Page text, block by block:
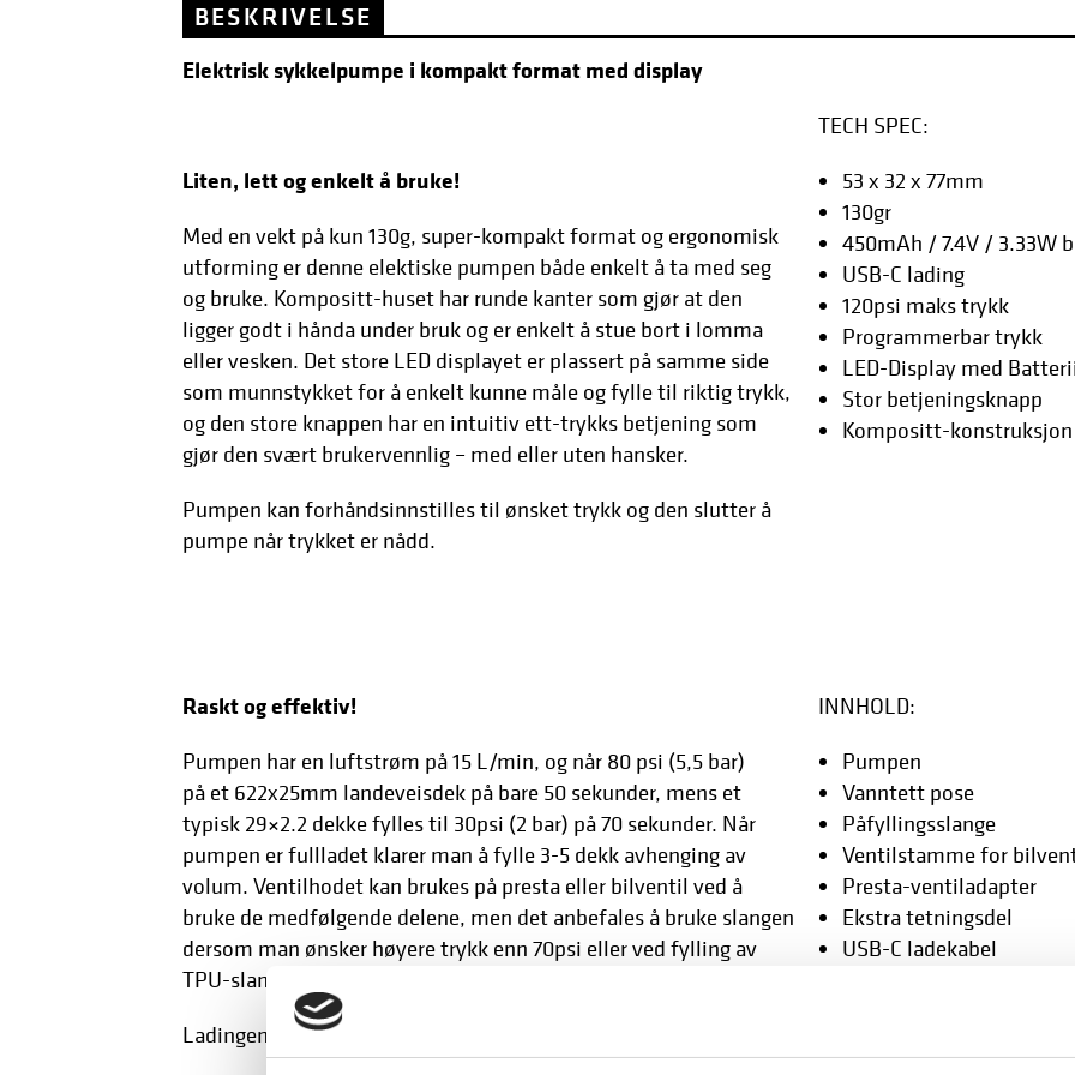
BESKRIVELSE
Elektrisk sykkelpumpe i kompakt format med display
Liten, lett og enkelt å bruke!
Med en vekt på kun 130g, super-kompakt format og ergonomisk
utforming er denne elektiske pumpen både enkelt å ta med seg
og bruke. Kompositt-huset har runde kanter som gjør at den
ligger godt i hånda under bruk og er enkelt å stue bort i lomma
eller vesken. Det store LED displayet er plassert på samme side
som munnstykket for å enkelt kunne måle og fylle til riktig trykk,
og den store knappen har en intuitiv ett-trykks betjening som
gjør den svært brukervennlig – med eller uten hansker.
Pumpen kan forhåndsinnstilles til ønsket trykk og den slutter å
pumpe når trykket er nådd.
Raskt og effektiv!
Pumpen har en luftstrøm på 15 L/min, og når 80 psi (5,5 bar)
på et 622x25mm landeveisdek på bare 50 sekunder, mens et
typisk 29×2.2 dekke fylles til 30psi (2 bar) på 70 sekunder. Når
pumpen er fullladet klarer man å fylle 3-5 dekk avhenging av
volum. Ventilhodet kan brukes på presta eller bilventil ved å
bruke de medfølgende delene, men det anbefales å bruke slangen
dersom man ønsker høyere trykk enn 70psi eller ved fylling av
TPU-slanger med ventiler av resin/kompositt.
Ladingen foregår via USB-C og den fullades på kun 30min.
TECH SPEC:
53 x 32 x 77mm
130gr
450mAh / 7.4V / 3.33W
USB-C lading
120psi maks trykk
Programmerbar trykk
LED-Display med
Stor betjeningsknapp
Kompositt-konstruksjon
INNHOLD:
Pumpen
Vanntett pose
Påfyllingsslange
Ventilstamme for
Presta-ventiladapter
Ekstra tetningsdel
USB-C ladekabel